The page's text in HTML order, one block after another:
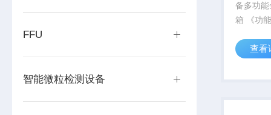
FFU
智能微粒检测设备
备多功
箱 《功能型》 对需要一定温
药、育
查看